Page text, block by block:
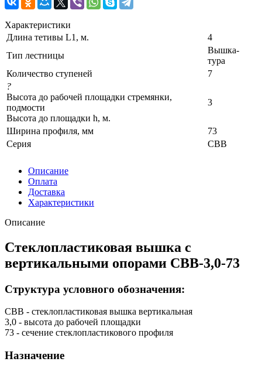
Характеристики
Длина тетивы L1, м.
4
Тип лестницы
Вышка-
тура
Количество ступеней
7
?
Высота до рабочей площадки стремянки,
подмости
Высота до площадки h, м.
3
Ширина профиля, мм
73
Серия
СВВ
Описание
Оплата
Доставка
Характеристики
Описание
Стеклопластиковая вышка с
вертикальными опорами СВВ-3,0-73
Структура условного обозначения:
СВВ - стеклопластиковая вышка вертикальная
3,0 - высота до рабочей площадки
73 - сечение стеклопластикового профиля
Назначение